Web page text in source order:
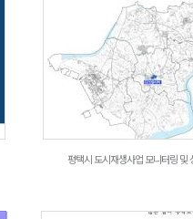
평택시 도시재생사업 모니터링 및